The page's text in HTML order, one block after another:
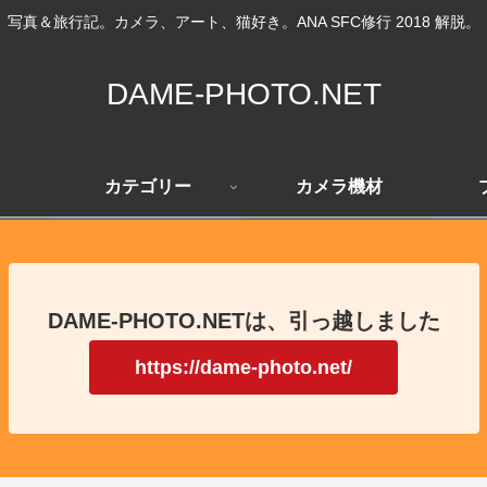
写真＆旅行記。カメラ、アート、猫好き。ANA SFC修行 2018 解脱。
DAME-PHOTO.NET
カテゴリー カメラ機材
DAME-PHOTO.NETは、引っ越しました
https://dame-photo.net/